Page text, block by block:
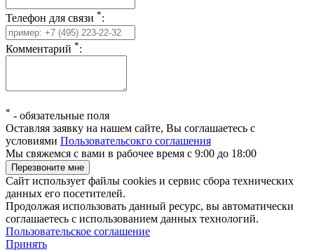
Телефон для связи *:
Комментарий *:
* - обязательные поля
Оставляя заявку на нашем сайте, Вы соглашаетесь с
условиями Пользовательсокго соглашения
Мы свяжемся с вами в рабочее время с 9:00 до 18:00
Сайт использует файлы cookies и сервис сбора технических
данных его посетителей.
Продолжая использовать данный ресурс, вы автоматически
соглашаетесь с использованием данных технологий.
Пользовательское соглашение
Принять